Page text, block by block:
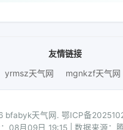
友情链接
yrmsz天气网 mgnkzf天气网
bfabyk天气网. 鄂ICP备
08月09日 19:15 | 数据来源：